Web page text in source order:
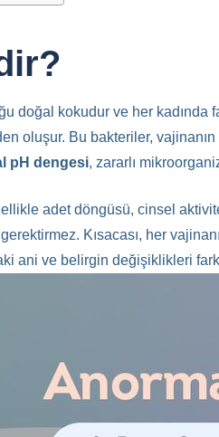
doğal kokudur ve her kadında
oluşur. Bu bakteriler,
pH dengesi, zararlı
adet döngüsü, cinsel
Kısacası, her
ani ve belirgin değişiklikleri